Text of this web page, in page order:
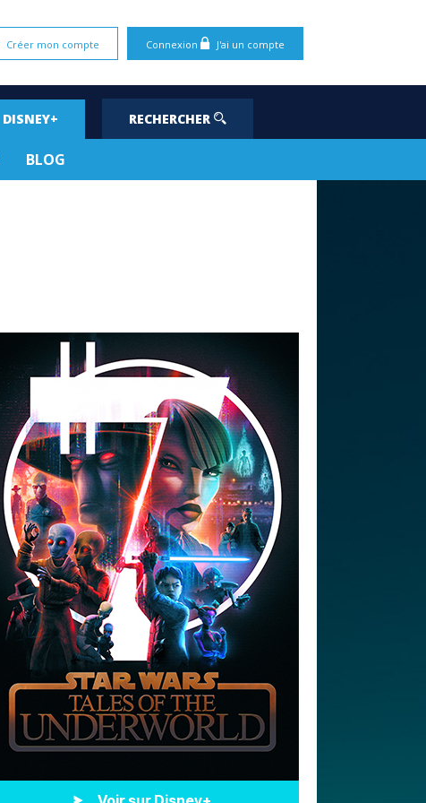
Connexion J'ai un compte
Créer mon compte
DISNEY+ RECHERCHER
BLOG